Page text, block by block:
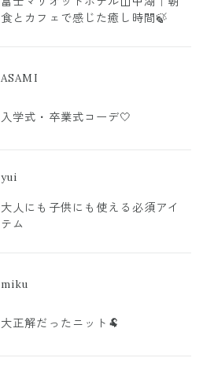
食とカフェで感じた癒し時間🍃
ASAMI
入学式・卒業式コーデ🤍
yui
大人にも子供にも使える必須アイ
テム
miku
大正解だったニット🐏